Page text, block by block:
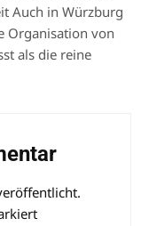
Auch in Würzburg
Organisation von
als die reine